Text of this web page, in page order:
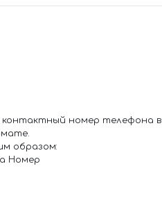
номер телефона в
образом:
Номер